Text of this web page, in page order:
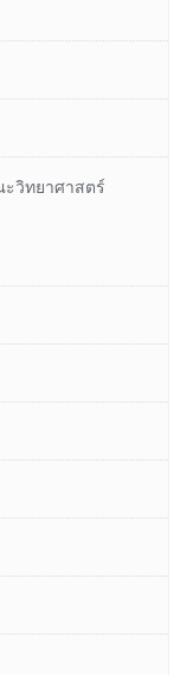
วิทยาศาสตร์